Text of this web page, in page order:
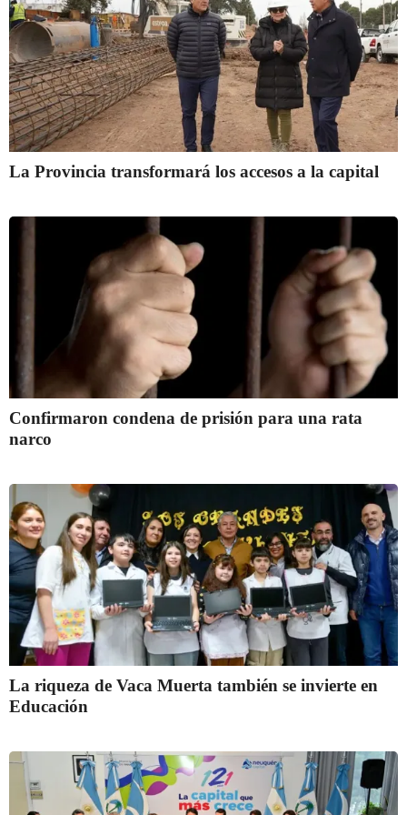
La Provincia transformará los accesos a la capital
Confirmaron condena de prisión para una rata
narco
La riqueza de Vaca Muerta también se invierte en
Educación